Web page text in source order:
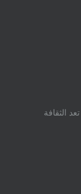
الثقافة